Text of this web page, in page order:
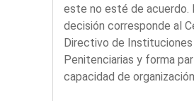
este no esté de acuerdo.
decisión corresponde al
Directivo de Instituciones
Penitenciarias y forma
capacidad de